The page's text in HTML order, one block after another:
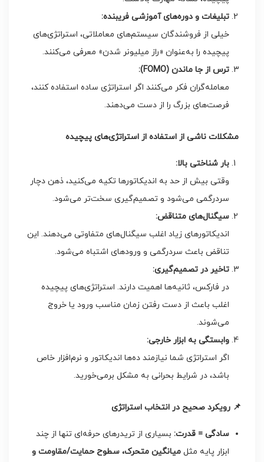
تبلیغات و دوره‌های آموزشی فریبنده:
خیلی از فروشندگان سیستم‌های معاملاتی، استراتژی‌های
پیچیده را به‌عنوان «راز میلیونر شدن» معرفی می‌کنند.
ترس از جا ماندن (FOMO):
معامله‌گران فکر می‌کنند اگر استراتژی ساده استفاده کنند،
فرصت‌های بزرگ را از دست می‌دهند.
مشکلات ناشی از استفاده از استراتژی‌های پیچیده
بار شناختی بالا:
وقتی بیش از حد به اندیکاتورها تکیه می‌کنید، ذهن دچار
سردرگمی می‌شود و تصمیم‌گیری سخت‌تر می‌شود.
سیگنال‌های متناقض:
اندیکاتورهای زیاد اغلب سیگنال‌های متفاوتی می‌دهند. این
تناقض باعث سردرگمی و ورودهای اشتباه می‌شود.
تاخیر در تصمیم‌گیری:
در فارکس، ثانیه‌ها اهمیت دارند. استراتژی‌های پیچیده
اغلب باعث از دست رفتن زمان مناسب ورود یا خروج
می‌شوند.
وابستگی به ابزار خارجی:
اگر استراتژی شما نیازمند ده‌ها اندیکاتور و نرم‌افزار خاص
باشد، در شرایط بحرانی به مشکل برمی‌خورید.
📌 رویکرد صحیح در انتخاب استراتژی
سادگی = قدرت: بسیاری از تریدرهای حرفه‌ای تنها از چند
ابزار پایه مثل میانگین متحرک، سطوح حمایت/مقاومت و